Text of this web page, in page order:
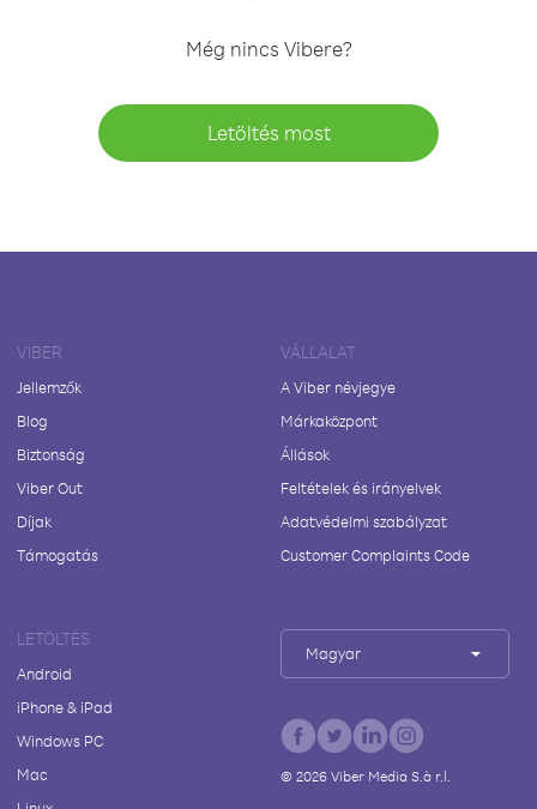
Még nincs Vibere?
Letöltés most
VIBER
Jellemzők
Blog
Biztonság
Viber Out
Díjak
Támogatás
VÁLLALAT
A Viber névjegye
Márkaközpont
Állások
Feltételek és irányelvek
Adatvédelmi szabályzat
Customer Complaints Code
LETÖLTÉS
Android
iPhone & iPad
Windows PC
Mac
Magyar
© 2026Viber Media S.à r.l.